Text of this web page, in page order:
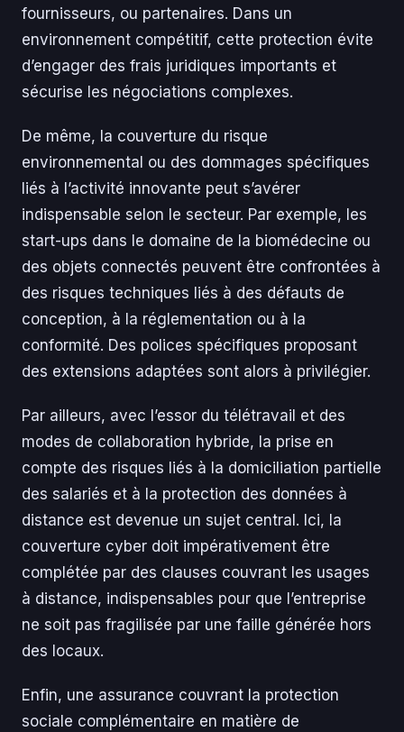
fournisseurs, ou partenaires. Dans un
environnement compétitif, cette protection évite
d’engager des frais juridiques importants et
sécurise les négociations complexes.
De même, la couverture du risque
environnemental ou des dommages spécifiques
liés à l’activité innovante peut s’avérer
indispensable selon le secteur. Par exemple, les
start-ups dans le domaine de la biomédecine ou
des objets connectés peuvent être confrontées à
des risques techniques liés à des défauts de
conception, à la réglementation ou à la
conformité. Des polices spécifiques proposant
des extensions adaptées sont alors à privilégier.
Par ailleurs, avec l’essor du télétravail et des
modes de collaboration hybride, la prise en
compte des risques liés à la domiciliation partielle
des salariés et à la protection des données à
distance est devenue un sujet central. Ici, la
couverture cyber doit impérativement être
complétée par des clauses couvrant les usages
à distance, indispensables pour que l’entreprise
ne soit pas fragilisée par une faille générée hors
des locaux.
Enfin, une assurance couvrant la protection
sociale complémentaire en matière de